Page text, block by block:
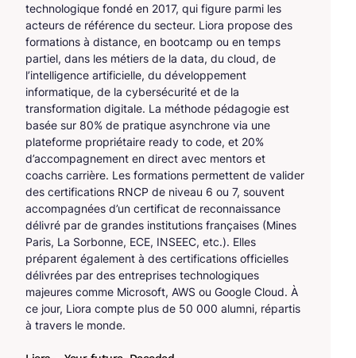
technologique fondé en 2017, qui figure parmi les
acteurs de référence du secteur. Liora propose des
formations à distance, en bootcamp ou en temps
partiel, dans les métiers de la data, du cloud, de
l’intelligence artificielle, du développement
informatique, de la cybersécurité et de la
transformation digitale. La méthode pédagogie est
basée sur 80% de pratique asynchrone via une
plateforme propriétaire ready to code, et 20%
d’accompagnement en direct avec mentors et
coachs carrière. Les formations permettent de valider
des certifications RNCP de niveau 6 ou 7, souvent
accompagnées d’un certificat de reconnaissance
délivré par de grandes institutions françaises (Mines
Paris, La Sorbonne, ECE, INSEEC, etc.). Elles
préparent également à des certifications officielles
délivrées par des entreprises technologiques
majeures comme Microsoft, AWS ou Google Cloud. À
ce jour, Liora compte plus de 50 000 alumni, répartis
à travers le monde.